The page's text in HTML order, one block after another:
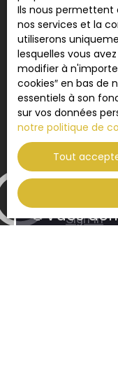
conseillers
Une
🔘Plans 2D
🔘Photos
🔘Visite
🔘Vues
Ils nous permettent
nos services et la
utiliserons
lesquelles vous
modifier à
cookies″ en bas de
essentiels à son
sur vos données
notre politique de
Tout